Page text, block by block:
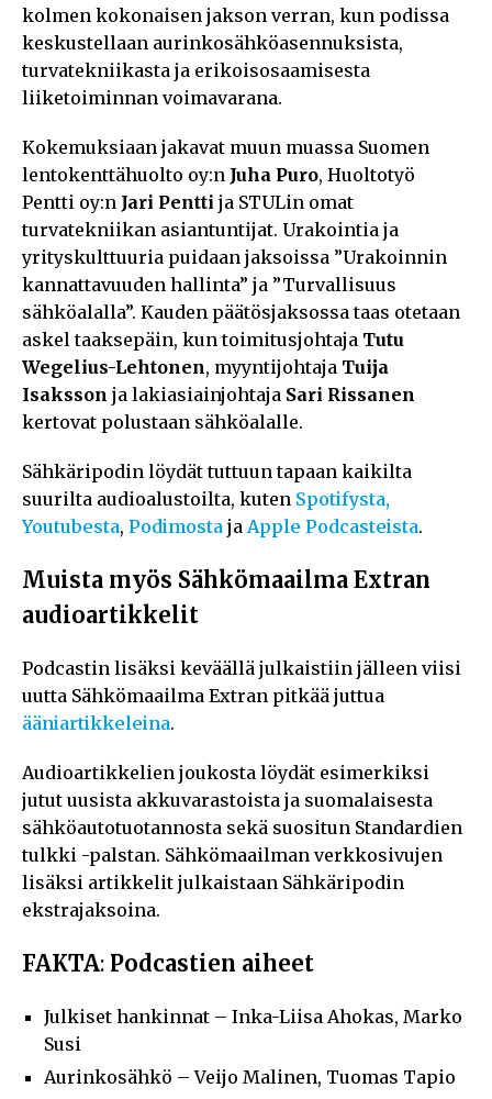
kolmen kokonaisen jakson verran, kun podissa
keskustellaan aurinkosähköasennuksista,
turvatekniikasta ja erikoisosaamisesta
liiketoiminnan voimavarana.
Kokemuksiaan jakavat muun muassa Suomen
lentokenttähuolto oy:n Juha Puro, Huoltotyö
Pentti oy:n Jari Pentti ja STULin omat
turvatekniikan asiantuntijat. Urakointia ja
yrityskulttuuria puidaan jaksoissa ”Urakoinnin
kannattavuuden hallinta” ja ”Turvallisuus
sähköalalla”. Kauden päätösjaksossa taas otetaan
askel taaksepäin, kun toimitusjohtaja Tutu
Wegelius-Lehtonen, myyntijohtaja Tuija
Isaksson ja lakiasiainjohtaja Sari Rissanen
kertovat polustaan sähköalalle.
Sähkäripodin löydät tuttuun tapaan kaikilta
suurilta audioalustoilta, kuten Spotifysta,
Youtubesta, Podimosta ja Apple Podcasteista.
Muista myös Sähkömaailma Extran
audioartikkelit
Podcastin lisäksi keväällä julkaistiin jälleen viisi
uutta Sähkömaailma Extran pitkää juttua
ääniartikkeleina.
Audioartikkelien joukosta löydät esimerkiksi
jutut uusista akkuvarastoista ja suomalaisesta
sähköautotuotannosta sekä suositun Standardien
tulkki -palstan. Sähkömaailman verkkosivujen
lisäksi artikkelit julkaistaan Sähkäripodin
ekstrajaksoina.
FAKTA: Podcastien aiheet
Julkiset hankinnat – Inka-Liisa Ahokas, Marko
Susi
Aurinkosähkö – Veijo Malinen, Tuomas Tapio